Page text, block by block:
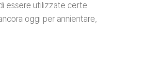
essere utilizzate certe
oggi per annientare,